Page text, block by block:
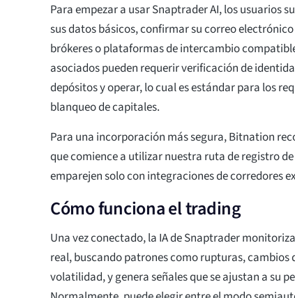
Para empezar a usar Snaptrader AI, los usuarios
sus datos básicos, confirmar su correo
brókeres o plataformas de intercambio
asociados pueden requerir verificación de
depósitos y operar, lo cual es estándar para los
blanqueo de capitales.
Para una incorporación más segura, Bitnation
que comience a utilizar nuestra ruta de registro
emparejen solo con integraciones de corredores
Cómo funciona el trading
Una vez conectado, la IA de Snaptrader
real, buscando patrones como rupturas, cambios
volatilidad, y genera señales que se ajustan a su